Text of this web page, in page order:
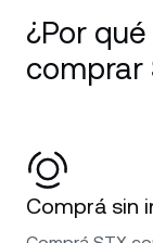
¿Por
comprar
Comprá sin